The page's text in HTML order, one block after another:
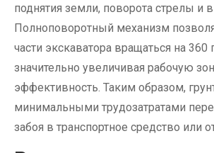
поднятия земли, поворота стрелы и
Полноповоротный механизм
части экскаватора вращаться на 360
значительно увеличивая рабочую
эффективность. Таким образом,
минимальными трудозатратами
забоя в транспортное средство или